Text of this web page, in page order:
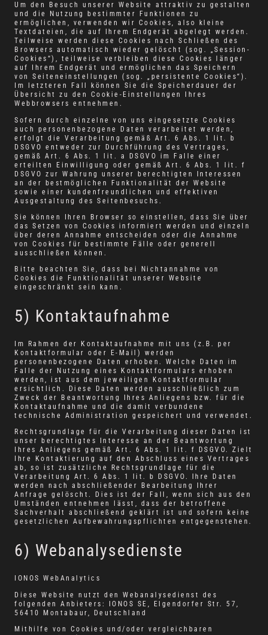
Um den Besuch unserer Website attraktiv zu gestalten
und die Nutzung bestimmter Funktionen zu
ermöglichen, verwenden wir Cookies, also kleine
Textdateien, die auf Ihrem Endgerät abgelegt werden.
Teilweise werden diese Cookies nach Schließen des
Browsers automatisch wieder gelöscht (sog. „Session-
Cookies“), teilweise verbleiben diese Cookies länger
auf Ihrem Endgerät und ermöglichen das Speichern
von Seiteneinstellungen (sog. „persistente Cookies“).
Im letzteren Fall können Sie die Speicherdauer der
Übersicht zu den Cookie-Einstellungen Ihres
Webbrowsers entnehmen.
Sofern durch einzelne von uns eingesetzte Cookies
auch personenbezogene Daten verarbeitet werden,
erfolgt die Verarbeitung gemäß Art. 6 Abs. 1 lit. b
DSGVO entweder zur Durchführung des Vertrages,
gemäß Art. 6 Abs. 1 lit. a DSGVO im Falle einer
erteilten Einwilligung oder gemäß Art. 6 Abs. 1 lit. f
DSGVO zur Wahrung unserer berechtigten Interessen
an der bestmöglichen Funktionalität der Website
sowie einer kundenfreundlichen und effektiven
Ausgestaltung des Seitenbesuchs.
Sie können Ihren Browser so einstellen, dass Sie über
das Setzen von Cookies informiert werden und einzeln
über deren Annahme entscheiden oder die Annahme
von Cookies für bestimmte Fälle oder generell
ausschließen können.
Bitte beachten Sie, dass bei Nichtannahme von
Cookies die Funktionalität unserer Website
eingeschränkt sein kann.
5) Kontaktaufnahme
Im Rahmen der Kontaktaufnahme mit uns (z.B. per
Kontaktformular oder E-Mail) werden
personenbezogene Daten erhoben. Welche Daten im
Falle der Nutzung eines Kontaktformulars erhoben
werden, ist aus dem jeweiligen Kontaktformular
ersichtlich. Diese Daten werden ausschließlich zum
Zweck der Beantwortung Ihres Anliegens bzw. für die
Kontaktaufnahme und die damit verbundene
technische Administration gespeichert und verwendet.
Rechtsgrundlage für die Verarbeitung dieser Daten ist
unser berechtigtes Interesse an der Beantwortung
Ihres Anliegens gemäß Art. 6 Abs. 1 lit. f DSGVO. Zielt
Ihre Kontaktierung auf den Abschluss eines Vertrages
ab, so ist zusätzliche Rechtsgrundlage für die
Verarbeitung Art. 6 Abs. 1 lit. b DSGVO. Ihre Daten
werden nach abschließender Bearbeitung Ihrer
Anfrage gelöscht. Dies ist der Fall, wenn sich aus den
Umständen entnehmen lässt, dass der betroffene
Sachverhalt abschließend geklärt ist und sofern keine
gesetzlichen Aufbewahrungspflichten entgegenstehen.
6) Webanalysedienste
IONOS WebAnalytics
Diese Website nutzt den Webanalysedienst des
folgenden Anbieters: IONOS SE, Elgendorfer Str. 57,
56410 Montabaur, Deutschland
Mithilfe von Cookies und/oder vergleichbaren